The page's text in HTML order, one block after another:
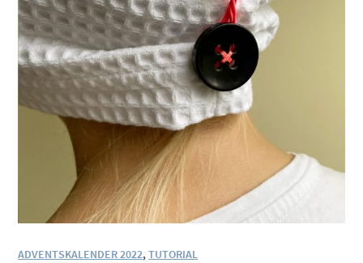
ADVENTSKALENDER 2022,TUTORIAL